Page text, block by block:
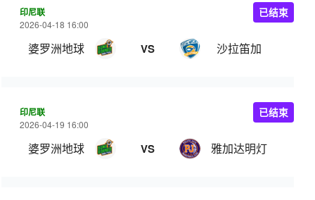
印尼联
2026-04-18 16:00
婆罗洲地球 VS 沙拉笛加
已结束
印尼联
2026-04-19 16:00
婆罗洲地球 VS 雅加达明灯
已结束